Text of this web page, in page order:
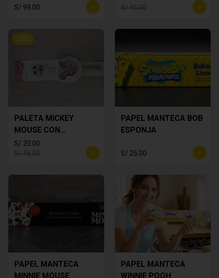
S/ 99.00
S/ 45.00
-56%
PALETA MICKEY
MOUSE CON
CORTADOR DE
GALLETA
S/ 20.00
S/ 45.00
PAPEL MANTECA BOB
ESPONJA
S/ 25.00
PAPEL MANTECA
MINNIE MOUSE
PAPEL MANTECA
WINNIE POOH